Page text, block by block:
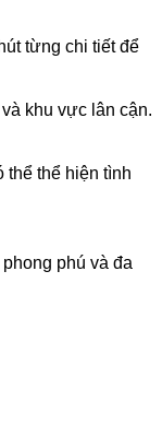
từng chi tiết để
khu vực lân cận.
thể thể hiện tình
phú và đa